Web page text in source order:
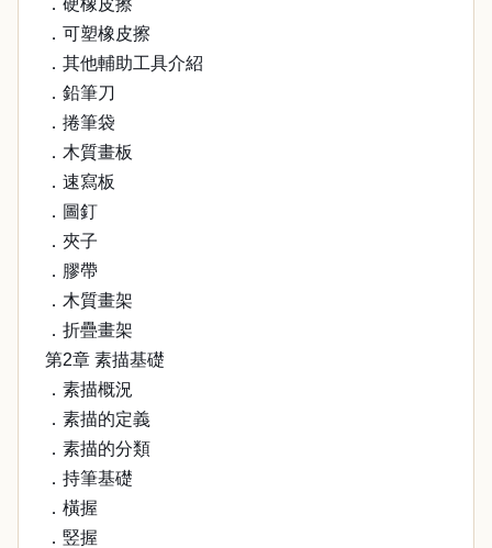
．硬橡皮擦
．可塑橡皮擦
．其他輔助工具介紹
．鉛筆刀
．捲筆袋
．木質畫板
．速寫板
．圖釘
．夾子
．膠帶
．木質畫架
．折疊畫架
第2章 素描基礎
．素描概況
．素描的定義
．素描的分類
．持筆基礎
．橫握
．竪握